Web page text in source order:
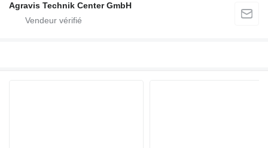
Agravis Technik Center GmbH